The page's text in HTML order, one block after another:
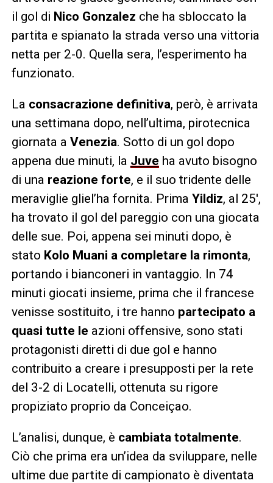
il gol di Nico Gonzalez che ha sbloccato la
partita e spianato la strada verso una vittoria
netta per 2-0. Quella sera, l’esperimento ha
funzionato.
La consacrazione definitiva, però, è arrivata
una settimana dopo, nell’ultima, pirotecnica
giornata a Venezia. Sotto di un gol dopo
appena due minuti, la Juve ha avuto bisogno
di una reazione forte, e il suo tridente delle
meraviglie gliel’ha fornita. Prima Yildiz, al 25′,
ha trovato il gol del pareggio con una giocata
delle sue. Poi, appena sei minuti dopo, è
stato Kolo Muani a completare la rimonta,
portando i bianconeri in vantaggio. In 74
minuti giocati insieme, prima che il francese
venisse sostituito, i tre hanno partecipato a
quasi tutte le azioni offensive, sono stati
protagonisti diretti di due gol e hanno
contribuito a creare i presupposti per la rete
del 3-2 di Locatelli, ottenuta su rigore
propiziato proprio da Conceiçao.
L’analisi, dunque, è cambiata totalmente.
Ciò che prima era un’idea da sviluppare, nelle
ultime due partite di campionato è diventata